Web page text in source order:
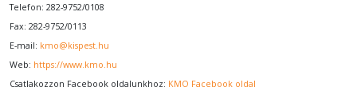
Telefon: 282-9752/0108
Fax: 282-9752/0113
E-mail: kmo@kispest.hu
Web: https://www.kmo.hu
Csatlakozzon Facebook oldalunkhoz: KMO Facebook oldal